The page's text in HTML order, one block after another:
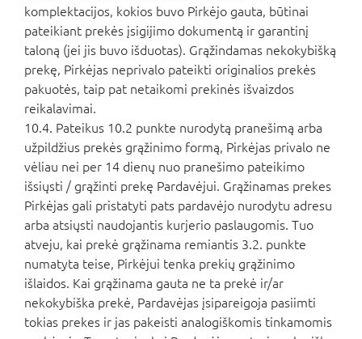
komplektacijos, kokios buvo Pirkėjo gauta, būtinai
pateikiant prekės įsigijimo dokumentą ir garantinį
taloną (jei jis buvo išduotas). Grąžindamas nekokybišką
prekę, Pirkėjas neprivalo pateikti originalios prekės
pakuotės, taip pat netaikomi prekinės išvaizdos
reikalavimai.
10.4. Pateikus 10.2 punkte nurodytą pranešimą arba
užpildžius prekės grąžinimo formą, Pirkėjas privalo ne
vėliau nei per 14 dienų nuo pranešimo pateikimo
išsiųsti / grąžinti prekę Pardavėjui. Grąžinamas prekes
Pirkėjas gali pristatyti pats pardavėjo nurodytu adresu
arba atsiųsti naudojantis kurjerio paslaugomis. Tuo
atveju, kai prekė grąžinama remiantis 3.2. punkte
numatyta teise, Pirkėjui tenka prekių grąžinimo
išlaidos. Kai grąžinama gauta ne ta prekė ir/ar
nekokybiška prekė, Pardavėjas įsipareigoja pasiimti
tokias prekes ir jas pakeisti analogiškomis tinkamomis